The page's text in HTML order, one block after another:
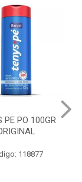
PE PO 100GR
118877